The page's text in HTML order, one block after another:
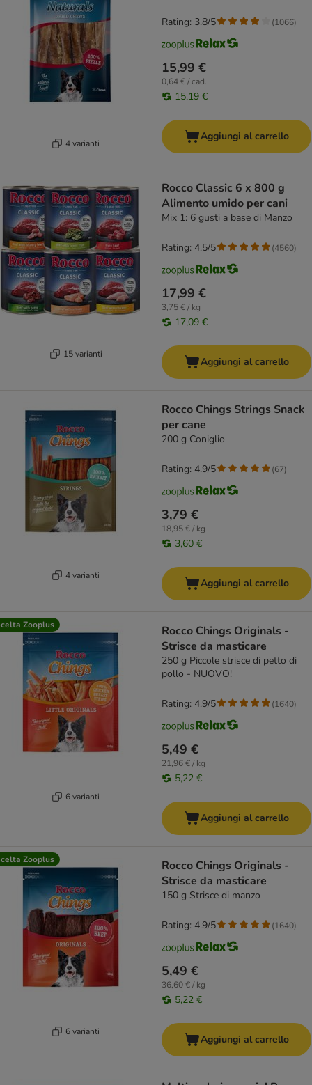
4 varianti
15,99 €
0,64 € / cad.
15,19 €
Rating: 3.8/5 (1066)
Aggiungi al carrello
15 varianti
Rocco Classic 6 x 800 g
Alimento umido per cani
Mix 1: 6 gusti a base di Manzo
17,99 €
3,75 € / kg
17,09 €
Rating: 4.5/5 (4560)
Aggiungi al carrello
4 varianti
Rocco Chings Strings Snack
per cane
200 g Coniglio
3,79 €
18,95 € / kg
3,60 €
Rating: 4.9/5 (67)
Aggiungi al carrello
Zooplus
6 varianti
Rocco Chings Originals -
Strisce da masticare
250 g Piccole strisce di petto di
pollo - NUOVO!
5,49 €
21,96 € / kg
5,22 €
Rating: 4.9/5 (1640)
Aggiungi al carrello
Zooplus
6 varianti
Rocco Chings Originals -
Strisce da masticare
150 g Strisce di manzo
5,49 €
36,60 € / kg
5,22 €
Rating: 4.9/5 (1640)
Aggiungi al carrello